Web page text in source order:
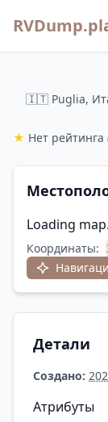
🇮🇹 Puglia,
★ Нет рейтинга
Loading
Координаты:
Детали
Создано:
Атрибуты